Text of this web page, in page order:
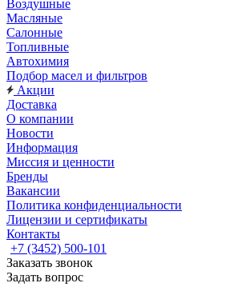
Воздушные
Масляные
Салонные
Топливные
Автохимия
Подбор масел и фильтров
Акции
Доставка
О компании
Новости
Информация
Миссия и ценности
Бренды
Вакансии
Политика конфиденциальности
Лицензии и сертификаты
Контакты
+7 (3452) 500-101
Заказать звонок
Задать вопрос